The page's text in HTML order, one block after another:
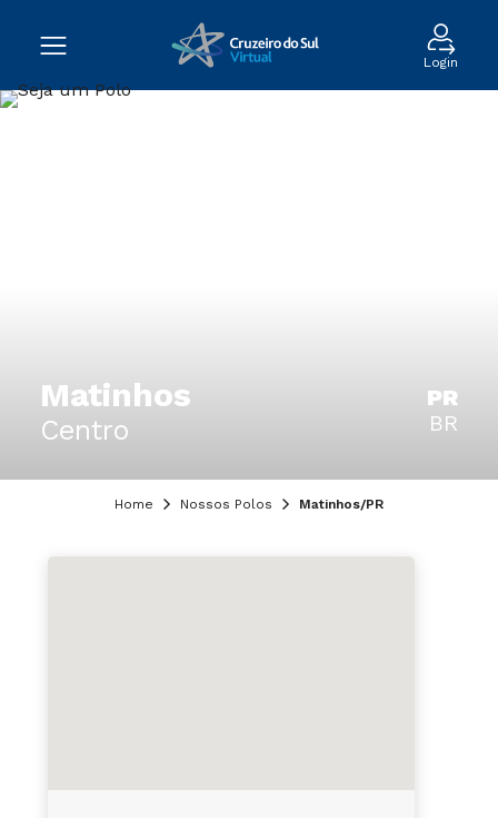
Login
Matinhos
Centro
PR
BR
Home Nossos Polos Matinhos/PR